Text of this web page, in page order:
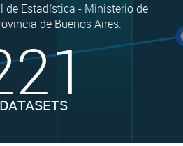
de Estadística - Ministerio de
de Buenos Aires.
DATASETS